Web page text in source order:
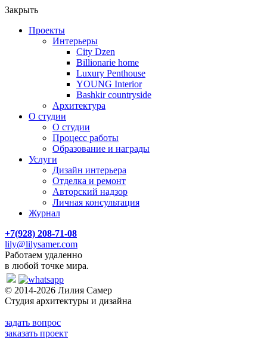
Закрыть
Проекты
Интерьеры
City Dzen
Billionarie home
Luxury Penthouse
YOUNG Interior
Bashkir countryside
Архитектура
О студии
О студии
Процесс работы
Образование и награды
Услуги
Дизайн интерьера
Отделка и ремонт
Авторский надзор
Личная консультация
Журнал
+7(928) 208-71-08
lily@lilysamer.com
Работаем удаленно
в любой точке мира.
© 2014-2026 Лилия Самер
Студия архитектуры и дизайна
задать вопрос
заказать проект